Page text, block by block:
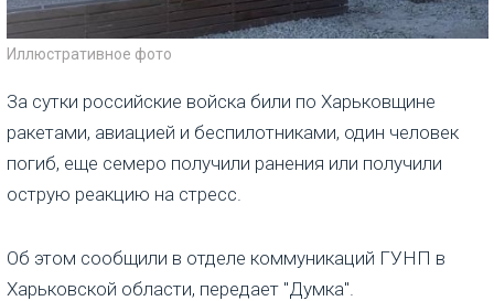
Иллюстративное фото
За сутки российские войска били по Харьковщине
ракетами, авиацией и беспилотниками, один человек
погиб, еще семеро получили ранения или получили
острую реакцию на стресс.
Об этом сообщили в отделе коммуникаций ГУНП в
Харьковской области, передает "Думка".